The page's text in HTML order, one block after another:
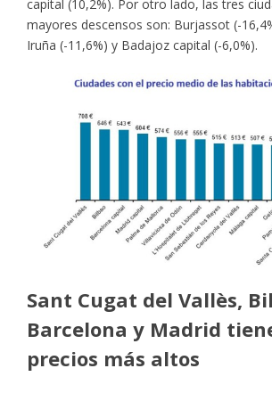
capital (10,2%). Por otro lado, las tres
mayores descensos son: Burjassot (-
Iruña (-11,6%) y Badajoz capital (-6,0%).
Sant Cugat del Vallès,
Barcelona y Madrid
precios más altos